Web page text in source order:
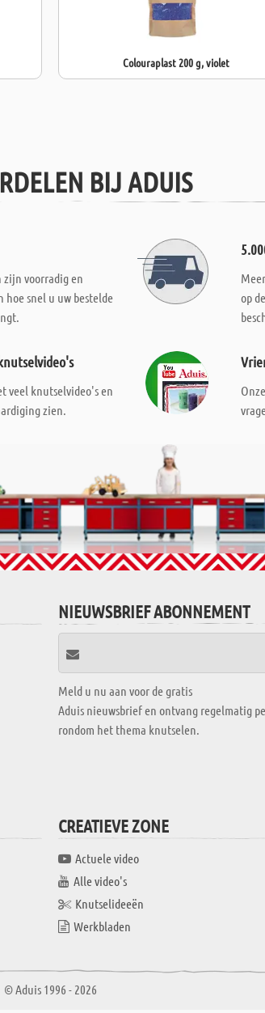
Colouraplast 200 g, violet
BIJ ADUIS
zijn voorradig en
hoe snel u uw bestelde
op
veel knutselvideo's en
zien.
NIEUWSBRIEF ABONNEMENT
Meld u nu aan voor de gratis
Aduis nieuwsbrief en ontvang regelmatig
rondom het thema knutselen.
CREATIEVE ZONE
Actuele video
Alle video's
Knutselideeën
Werkbladen
© Aduis 1996 - 2026